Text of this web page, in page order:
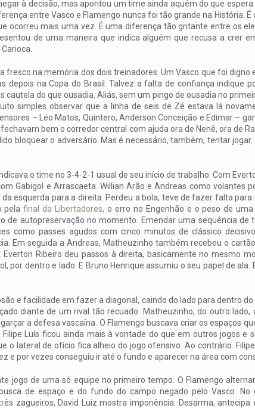
à decisão, mas apontou um time ainda aquém do que espera
entre Vasco e Flamengo nunca foi tão grande na História. É
ocorreu mais uma vez. É uma diferença tão gritante entre os
de uma maneira que indica alguém que recusa a crer
na memória dos dois treinadores. Um Vasco que foi digno
na Copa do Brasil. Talvez a falta de confiança indique
do que ousadia. Aliás, sem um pingo de ousadia no
simples observar que a linha de seis de Zé estava lá
– Léo Matos, Quintero, Anderson Conceição e Edimar –
bem o corredor central com ajuda ora de Nenê, ora de
bloquear o adversário. Mas é necessário, também, tentar jogar.
o time no 3-4-2-1 usual de seu início de trabalho. Com
Gabigol e Arrascaeta. Willian Arão e Andreas como volantes
esquerda para a direita. Perdeu a bola, teve de fazer falta para
pelafinal da Libertadores, o erro no Engenhão e o peso de
autopreservação no momento. Emendar uma sequência de
como passes agudos com cinco minutos de clássico
Em seguida a Andreas, Matheuzinho também recebeu o
Ribeiro deu passos à direita, basicamente no mesmo
dentro e lado. E Bruno Henrique assumiu o seu papel de ala.
e facilidade em fazer a diagonal, caindo do lado para dentro do
diante de um rival tão recuado. Matheuzinho, do outro lado,
a defesa vascaína. O Flamengo buscava criar os espaços
Luís ficou ainda mais à vontade do que em outros jogos e
o lateral de ofício fica alheio do jogo ofensivo. Ao contrário.
por vezes conseguiu ir até o fundo e aparecer na área com
jogo de uma só equipe no primeiro tempo. O Flamengo
de espaço e do fundo do campo negado pelo Vasco. No
zagueiros, David Luiz mostra imponência. Desarma, antecipa